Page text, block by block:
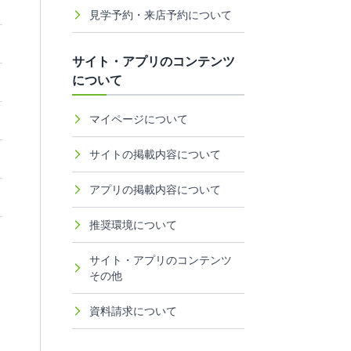
見学予約・来店予約について
サイト・アプリのコンテンツ
について
マイページについて
サイトの掲載内容について
アプリの掲載内容について
推奨環境について
サイト・アプリのコンテンツ
その他
資料請求について